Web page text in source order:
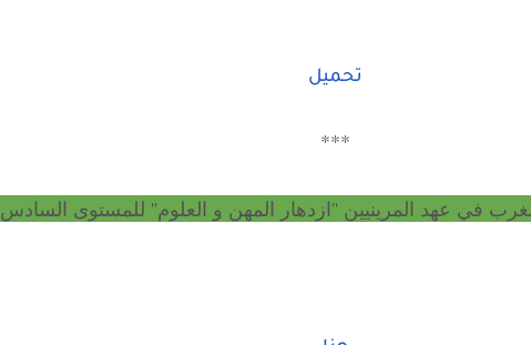
تحميل
***
في عهد المرينيين ''ازدهار المهن و العلوم'' للمستوى السادس